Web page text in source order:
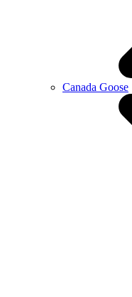
Canada Goose